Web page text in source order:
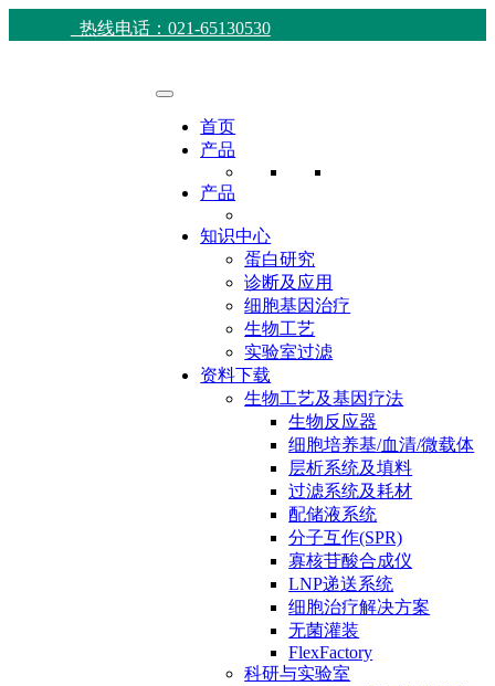
热线电话：021-65130530
首页
产品
产品
知识中心
蛋白研究
诊断及应用
细胞基因治疗
生物工艺
实验室过滤
资料下载
生物工艺及基因疗法
生物反应器
细胞培养基/血清/微载体
层析系统及填料
过滤系统及耗材
配储液系统
分子互作(SPR)
寡核苷酸合成仪
LNP递送系统
细胞治疗解决方案
无菌灌装
FlexFactory
科研与实验室